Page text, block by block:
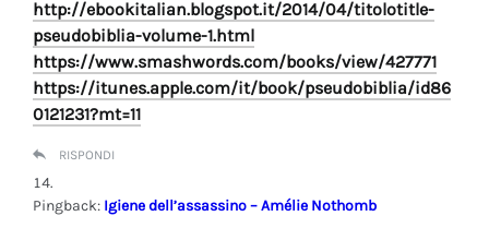
http://ebookitalian.blogspot.it/2014/04/titolotitle-
pseudobiblia-volume-1.html
https://www.smashwords.com/books/view/427771
https://itunes.apple.com/it/book/pseudobiblia/id86
0121231?mt=11
RISPONDI
Pingback: Igiene dell’assassino – Amélie Nothomb